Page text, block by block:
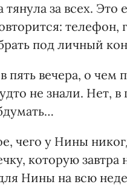
за всех. Это
телефон,
под личный
пять вечера, о
не знали. Нет,
чего у Нины
которую
Нины на всю